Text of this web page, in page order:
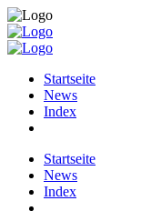
Startseite
News
Index
Startseite
News
Index